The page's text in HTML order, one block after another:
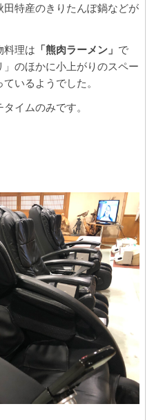
特産のきりたんぽ鍋などが
料理は 「熊肉ラーメン」 で
のほかに小上がりのスペー
いるようでした。
イムのみです。